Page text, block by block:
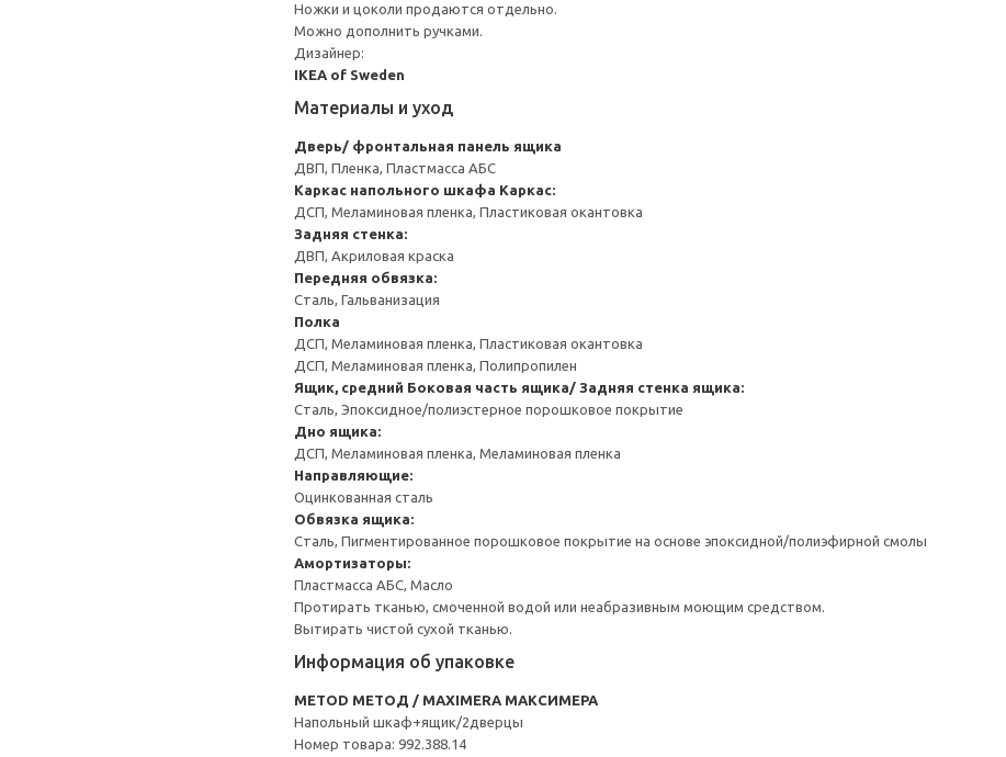
Ножки и цоколи продаются отдельно.
Можно дополнить ручками.
Дизайнер:
IKEA of Sweden
Материалы и уход
Дверь/ фронтальная панель ящика
ДВП, Пленка, Пластмасса АБС
Каркас напольного шкафа Каркас:
ДСП, Меламиновая пленка, Пластиковая окантовка
Задняя стенка:
ДВП, Акриловая краска
Передняя обвязка:
Сталь, Гальванизация
Полка
ДСП, Меламиновая пленка, Пластиковая окантовка
ДСП, Меламиновая пленка, Полипропилен
Ящик, средний Боковая часть ящика/ Задняя стенка ящика:
Сталь, Эпоксидное/полиэстерное порошковое покрытие
Дно ящика:
ДСП, Меламиновая пленка, Меламиновая пленка
Направляющие:
Оцинкованная сталь
Обвязка ящика:
Сталь, Пигментированное порошковое покрытие на основе эпоксидной/полиэфирной смолы
Амортизаторы:
Пластмасса АБС, Масло
Протирать тканью, смоченной водой или неабразивным моющим средством.
Вытирать чистой сухой тканью.
Информация об упаковке
METOD МЕТОД / MAXIMERA МАКСИМЕРА
Напольный шкаф+ящик/2дверцы
Номер товара: 992.388.14